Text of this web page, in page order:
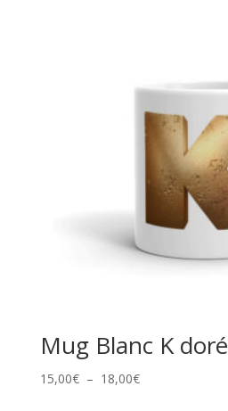
Mug Blanc K doré
15,00€ – 18,00€Plage